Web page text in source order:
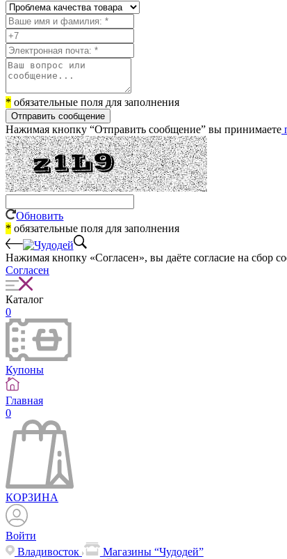
* обязательные поля для заполнения
Отправить сообщение
Нажимая кнопку “Отправить сообщение” вы принимаете
Обновить
* обязательные поля для заполнения
Нажимая кнопку «Согласен», вы даёте cогласие на сбор
Согласен
Каталог
0
Купоны
Главная
0
КОРЗИНА
Войти
Владивосток
Магазины “Чудодей”